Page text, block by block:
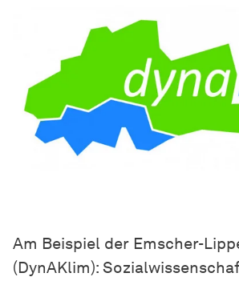
Am Beispiel der Emscher-
(DynAKlim):